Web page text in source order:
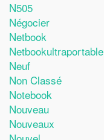
N505
Négocier
Netbook
Netbookultraportable
Neuf
Non Classé
Notebook
Nouveau
Nouveaux